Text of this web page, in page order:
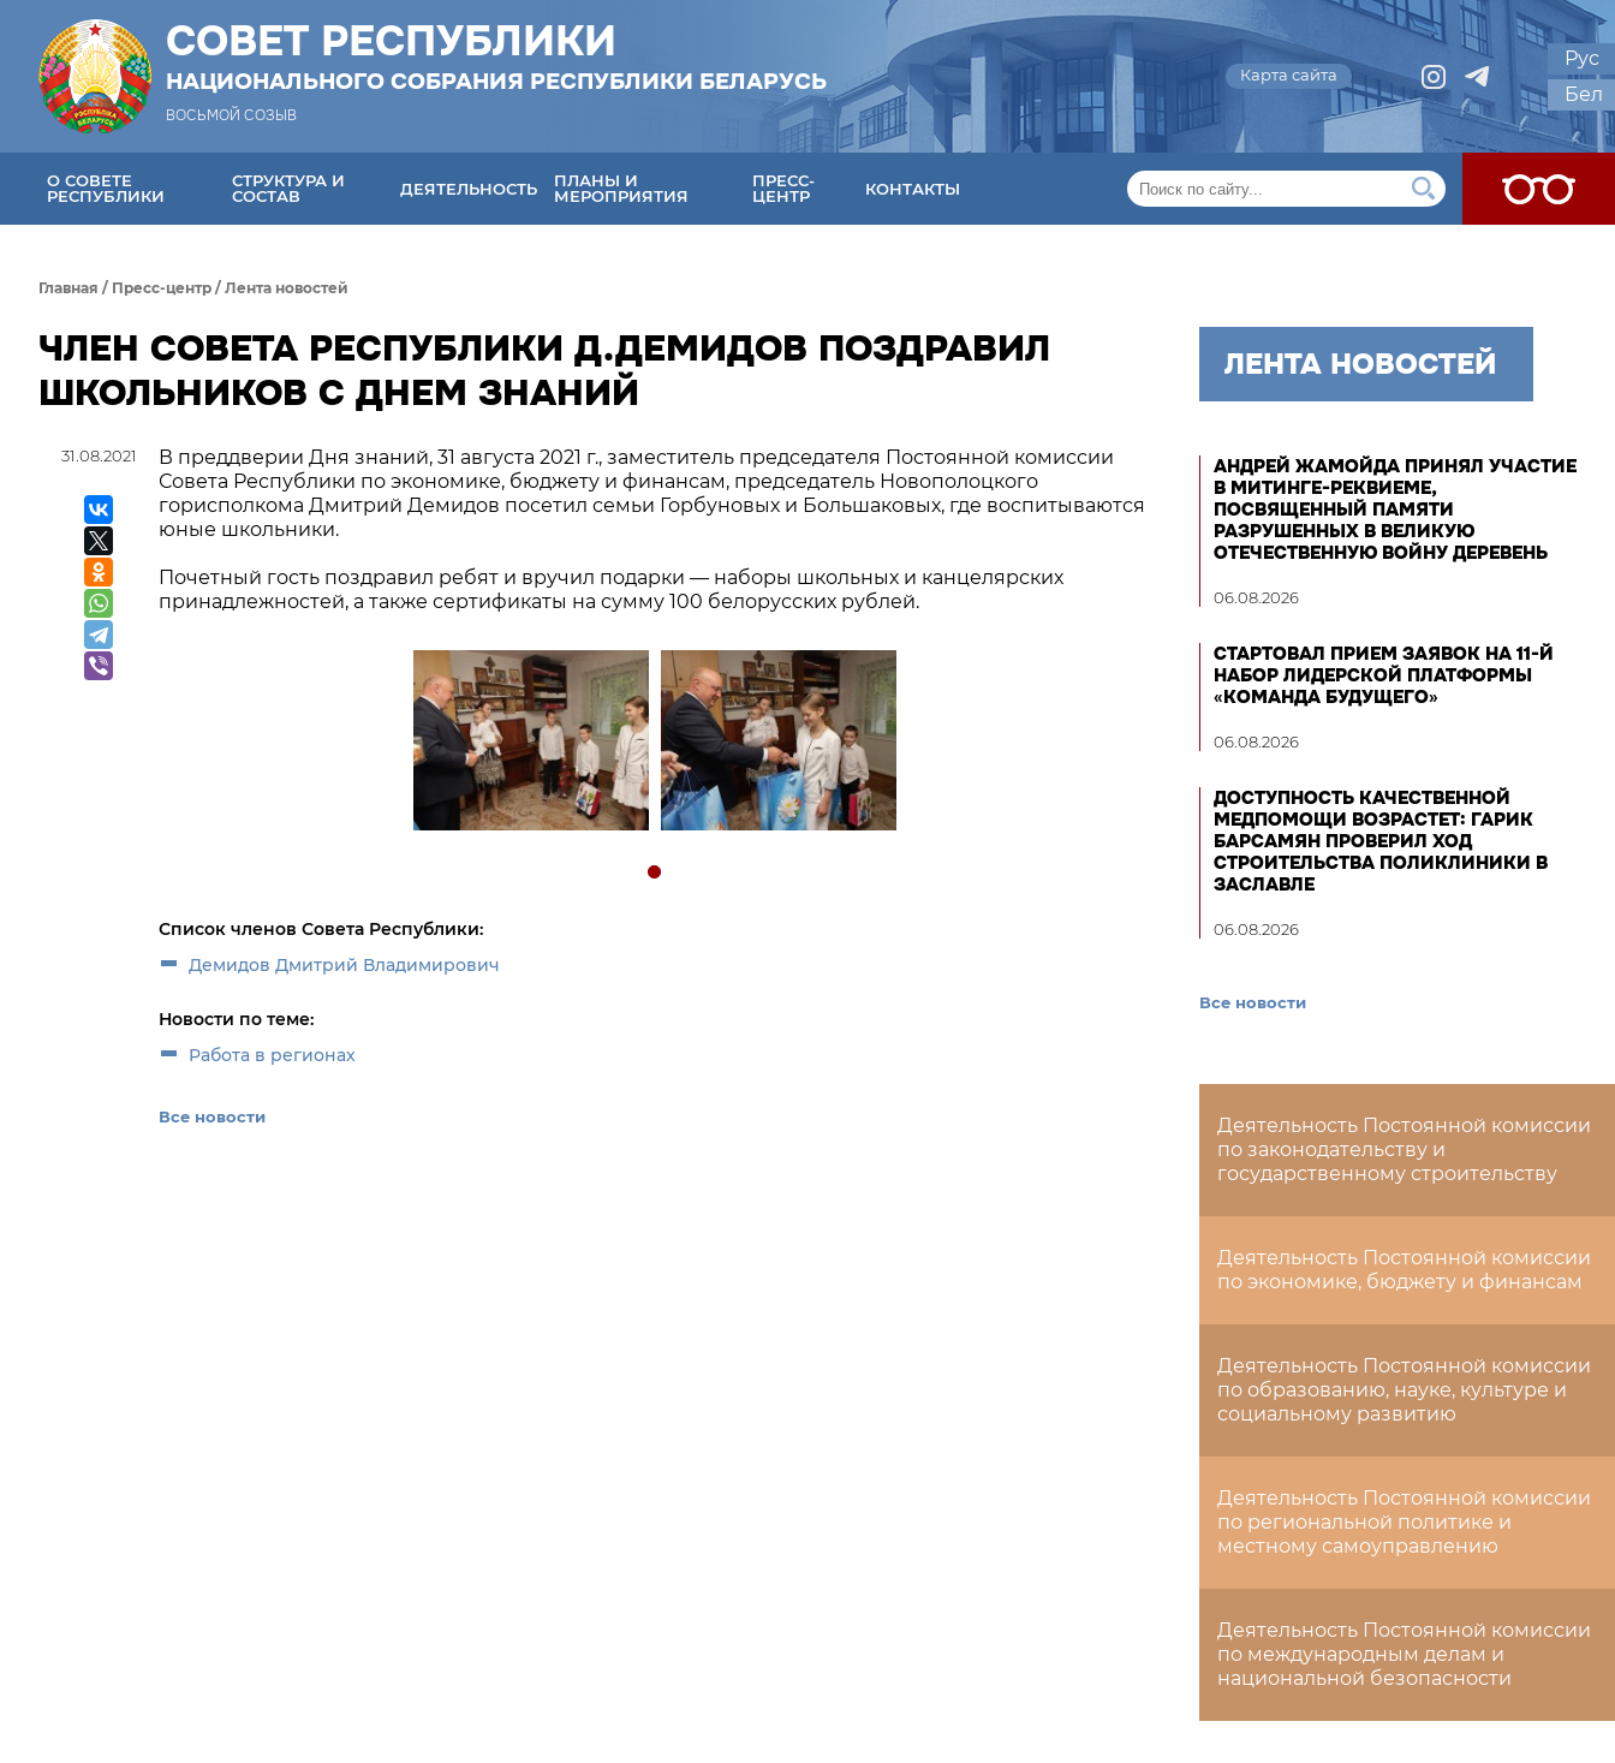
СОВЕТ РЕСПУБЛИКИ
НАЦИОНАЛЬНОГО СОБРАНИЯ РЕСПУБЛИКИ БЕЛАРУСЬ
ВОСЬМОЙ СОЗЫВ
Карта сайта
Рус
Бел
О СОВЕТЕ
РЕСПУБЛИКИ
СТРУКТУРА И
СОСТАВ
ДЕЯТЕЛЬНОСТЬ
ПЛАНЫ И
МЕРОПРИЯТИЯ
ПРЕСС-
ЦЕНТР
КОНТАКТЫ
Главная / Пресс-центр / Лента новостей
ЧЛЕН СОВЕТА РЕСПУБЛИКИ Д.ДЕМИДОВ ПОЗДРАВИЛ
ШКОЛЬНИКОВ С ДНЕМ ЗНАНИЙ
31.08.2021
В преддверии Дня знаний, 31 августа 2021 г., заместитель председателя Постоянной комиссии
Совета Республики по экономике, бюджету и финансам, председатель Новополоцкого
горисполкома Дмитрий Демидов посетил семьи Горбуновых и Большаковых, где воспитываются
юные школьники.
Почетный гость поздравил ребят и вручил подарки — наборы школьных и канцелярских
принадлежностей, а также сертификаты на сумму 100 белорусских рублей.
Список членов Совета Республики:
Демидов Дмитрий Владимирович
Новости по теме:
Работа в регионах
Все новости
ЛЕНТА НОВОСТЕЙ
АНДРЕЙ ЖАМОЙДА ПРИНЯЛ УЧАСТИЕ
В МИТИНГЕ-РЕКВИЕМЕ,
ПОСВЯЩЕННЫЙ ПАМЯТИ
РАЗРУШЕННЫХ В ВЕЛИКУЮ
ОТЕЧЕСТВЕННУЮ ВОЙНУ ДЕРЕВЕНЬ
06.08.2026
СТАРТОВАЛ ПРИЕМ ЗАЯВОК НА 11-Й
НАБОР ЛИДЕРСКОЙ ПЛАТФОРМЫ
«КОМАНДА БУДУЩЕГО»
06.08.2026
ДОСТУПНОСТЬ КАЧЕСТВЕННОЙ
МЕДПОМОЩИ ВОЗРАСТЕТ: ГАРИК
БАРСАМЯН ПРОВЕРИЛ ХОД
СТРОИТЕЛЬСТВА ПОЛИКЛИНИКИ В
ЗАСЛАВЛЕ
06.08.2026
Все новости
Деятельность Постоянной комиссии
по законодательству и
государственному строительству
Деятельность Постоянной комиссии
по экономике, бюджету и финансам
Деятельность Постоянной комиссии
по образованию, науке, культуре и
социальному развитию
Деятельность Постоянной комиссии
по региональной политике и
местному самоуправлению
Деятельность Постоянной комиссии
по международным делам и
национальной безопасности